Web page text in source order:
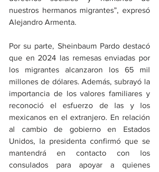
nuestros hermanos migrantes”, expresó
Alejandro Armenta.
Por su parte, Sheinbaum Pardo destacó
que en 2024 las remesas enviadas por
los migrantes alcanzaron los 65 mil
millones de dólares. Además, subrayó la
importancia de los valores familiares y
reconoció el esfuerzo de las y los
mexicanos en el extranjero. En relación
al cambio de gobierno en Estados
Unidos, la presidenta confirmó que se
mantendrá en contacto con los
consulados para apoyar a quienes